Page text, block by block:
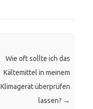
Wie oft sollte ich das
Kältemittel in meinem
Klimagerät überprüfen
lassen? →